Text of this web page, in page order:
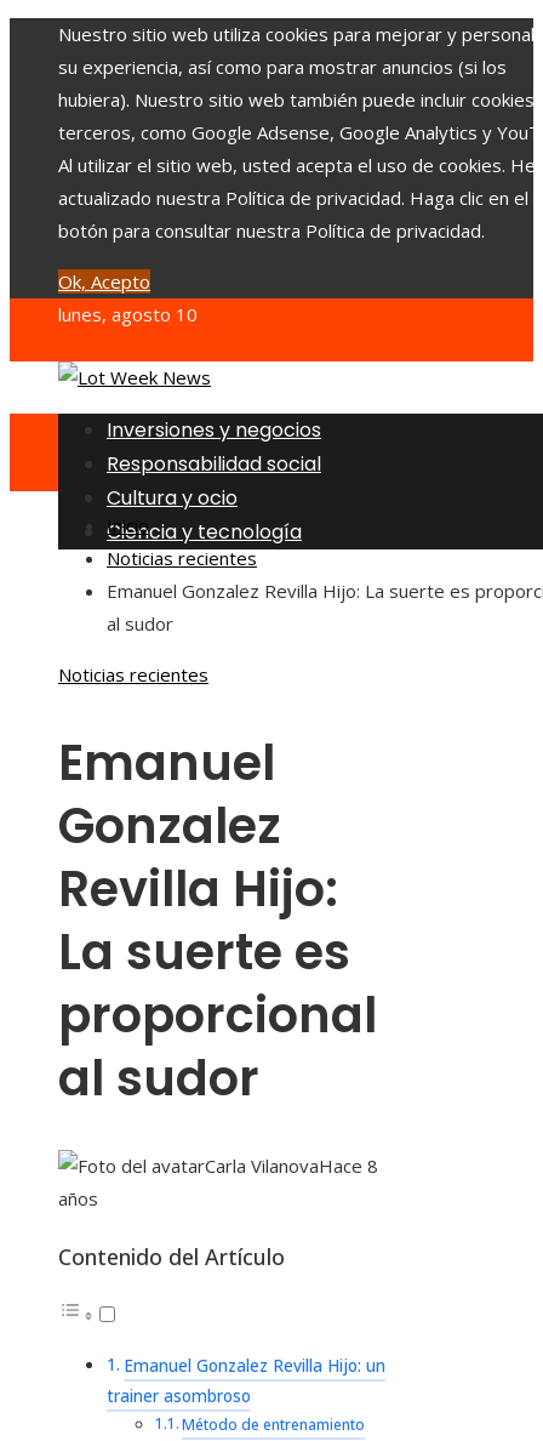
Nuestro sitio web utiliza cookies para mejorar y
su experiencia, así como para mostrar anuncios (si los
hubiera). Nuestro sitio web también puede incluir cookies
terceros, como Google Adsense, Google Analytics y
Al utilizar el sitio web, usted acepta el uso de cookies.
actualizado nuestra Política de privacidad. Haga clic en el
botón para consultar nuestra Política de privacidad.
Ok, Acepto
lunes, agosto 10
Inversiones y negocios
Responsabilidad social
Cultura y ocio
Ciencia y tecnología
Inicio
Noticias recientes
Emanuel Gonzalez Revilla Hijo: La suerte es
al sudor
Noticias recientes
Emanuel
Gonzalez
Revilla Hijo:
La suerte es
proporcional
al sudor
Carla VilanovaHace 8
años
Contenido del Artículo
Emanuel Gonzalez Revilla Hijo: un
trainer asombroso
Método de entrenamiento